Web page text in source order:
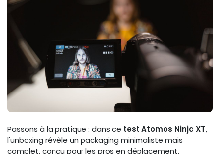
Passons à la pratique : dans ce test Atomos Ninja XT,
l'unboxing révèle un packaging minimaliste mais
complet, conçu pour les pros en déplacement.